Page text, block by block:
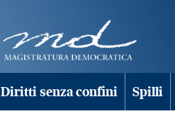
Diritti senza confini Spilli